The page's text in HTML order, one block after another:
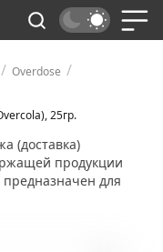
/ Overdose /
25гр.
(доставка)
продукции
предназначен для